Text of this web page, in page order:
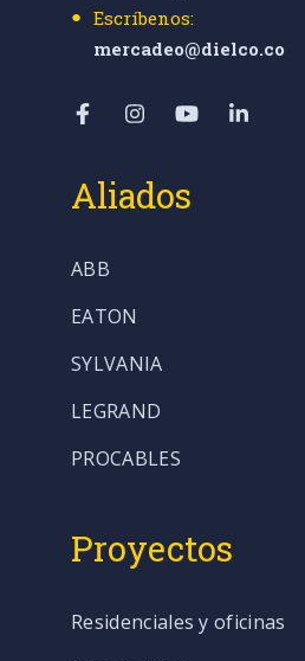
Escríbenos:
mercadeo@dielco.co
Aliados
ABB
EATON
SYLVANIA
LEGRAND
PROCABLES
Proyectos
Residenciales y oficinas